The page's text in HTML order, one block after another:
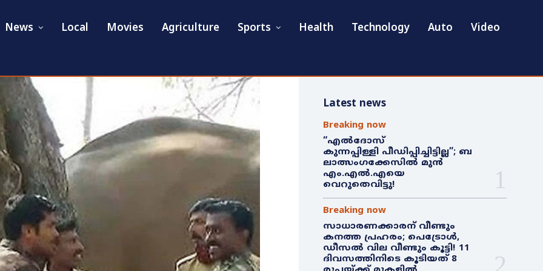
News Local Movies Agriculture Sports Health Technology Auto Video
Latest news
Breaking now
“എൽദോസ്
കുന്നപ്പിള്ളി പീഡിപ്പിച്ചിട്ടില്ല”; ബ
ലാത്സംഗക്കേസിൽ മുൻ
എം.എൽ.എയെ
വെറുതെവിട്ടു!
Breaking now
സാധാരണക്കാരന് വീണ്ടും
കനത്ത പ്രഹരം; പെട്രോൾ,
ഡീസൽ വില വീണ്ടും കൂട്ടി! 11
ദിവസത്തിനിടെ കൂടിയത് 8